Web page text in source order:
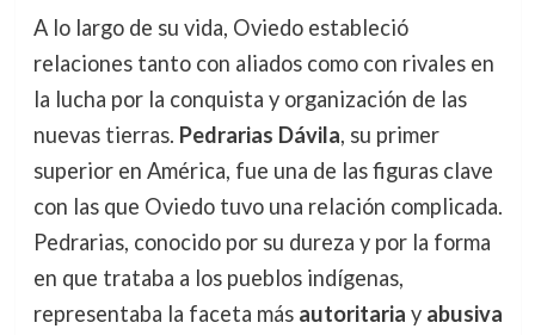
A lo largo de su vida, Oviedo estableció
relaciones tanto con aliados como con rivales en
la lucha por la conquista y organización de las
nuevas tierras. Pedrarias Dávila, su primer
superior en América, fue una de las figuras clave
con las que Oviedo tuvo una relación complicada.
Pedrarias, conocido por su dureza y por la forma
en que trataba a los pueblos indígenas,
representaba la faceta más autoritaria y abusiva